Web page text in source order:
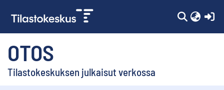
OTOS
Tilastokeskuksen julkaisut verkossa